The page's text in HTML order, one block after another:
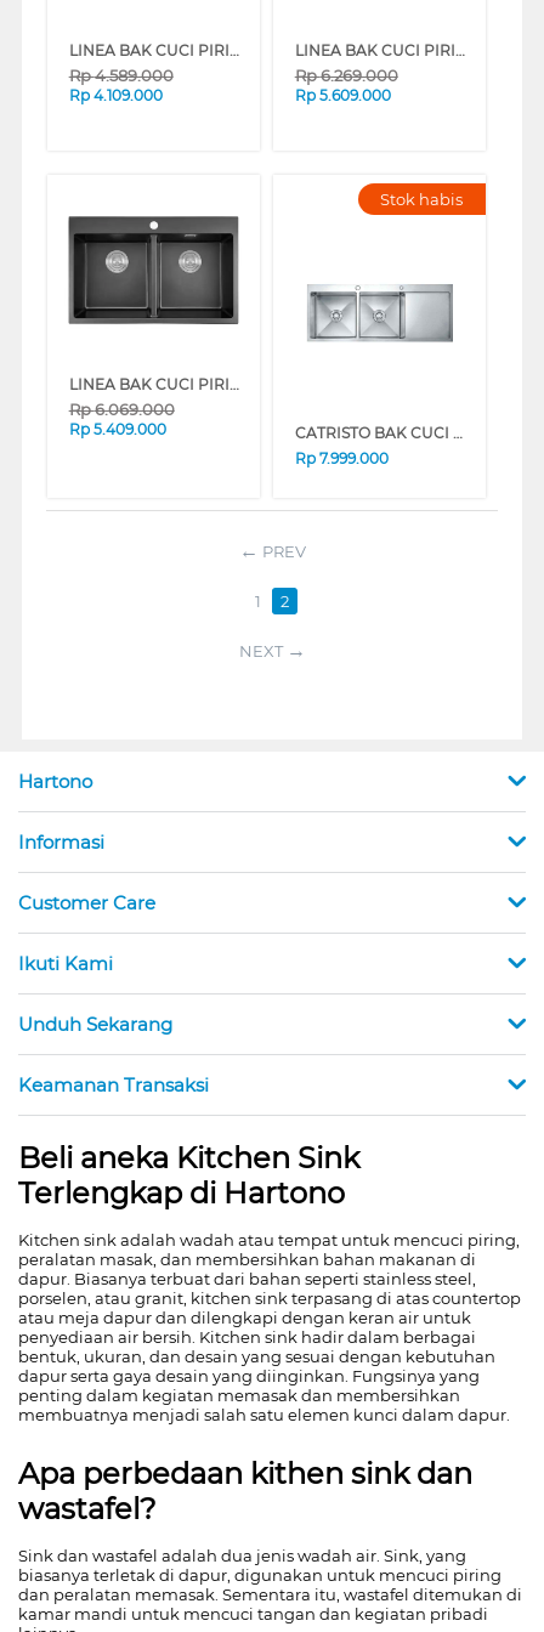
LINEA BAK CUCI PIRING KITCHEN SINK QUADRA1BPLUS_7545B
Rp4.589.000
Rp 4.109.000
LINEA BAK CUCI PIRING KITCHEN SINK QUADRA2BPLUS_838B
Rp6.269.000
Rp 5.609.000
LINEA BAK CUCI PIRING KITCHEN SINK GRANDE2BPLUS_8050B
Rp6.069.000
Rp 5.409.000
Stok habis
CATRISTO BAK CUCI PIRING KITCHEN SINK PLANAR12050
Rp 7.999.000
PREV
1 2
NEXT
Hartono
Informasi
Customer Care
Ikuti Kami
Unduh Sekarang
Keamanan Transaksi
Beli aneka Kitchen Sink
Terlengkap di Hartono
Kitchen sink adalah wadah atau tempat untuk mencuci piring,
peralatan masak, dan membersihkan bahan makanan di
dapur. Biasanya terbuat dari bahan seperti stainless steel,
porselen, atau granit, kitchen sink terpasang di atas countertop
atau meja dapur dan dilengkapi dengan keran air untuk
penyediaan air bersih. Kitchen sink hadir dalam berbagai
bentuk, ukuran, dan desain yang sesuai dengan kebutuhan
dapur serta gaya desain yang diinginkan. Fungsinya yang
penting dalam kegiatan memasak dan membersihkan
membuatnya menjadi salah satu elemen kunci dalam dapur.
Apa perbedaan kithen sink dan
wastafel?
Sink dan wastafel adalah dua jenis wadah air. Sink, yang
biasanya terletak di dapur, digunakan untuk mencuci piring
dan peralatan memasak. Sementara itu, wastafel ditemukan di
kamar mandi untuk mencuci tangan dan kegiatan pribadi